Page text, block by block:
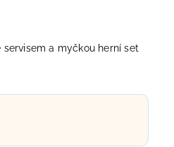
servisem a myčkou herní set